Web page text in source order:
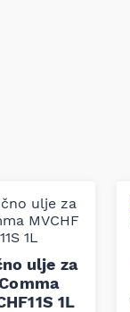
ulje za
1L